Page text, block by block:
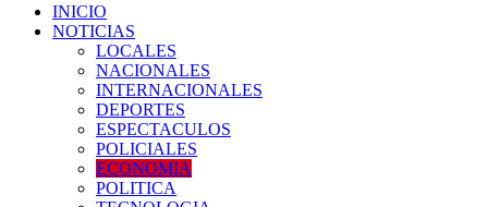
INICIO
NOTICIAS
LOCALES
NACIONALES
INTERNACIONALES
DEPORTES
ESPECTACULOS
POLICIALES
ECONOMIA
POLITICA